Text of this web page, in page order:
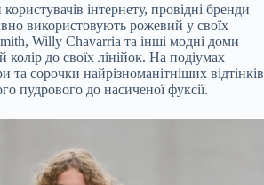
інтернету, провідні бренди
використовують рожевий у своїх
Willy Chavarria та інші модні доми
колір до своїх лінійок. На подіумах
та сорочки найрізноманітніших відтінків
пудрового до насиченої фуксії.